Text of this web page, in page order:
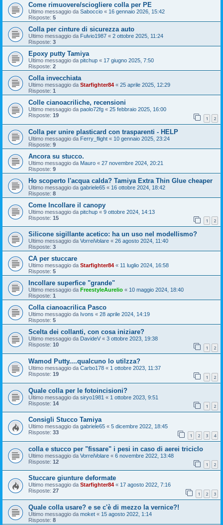
Come rimuovere/sciogliere colla per PE
Ultimo messaggio da Saboccio « 16 gennaio 2026, 15:42
Risposte: 5
Colla per cinture di sicurezza auto
Ultimo messaggio da Fulvio1987 « 2 ottobre 2025, 11:24
Risposte: 3
Epoxy putty Tamiya
Ultimo messaggio da pitchup « 17 giugno 2025, 7:50
Risposte: 2
Colla invecchiata
Ultimo messaggio da Starfighter84 « 25 aprile 2025, 12:29
Risposte: 1
Colle cianoacriliche, recensioni
Ultimo messaggio da paolo72fg « 25 febbraio 2025, 16:00
Risposte: 19 1 2
Colla per unire plasticard con trasparenti - HELP
Ultimo messaggio da Ferry_flight « 10 gennaio 2025, 23:24
Risposte: 9
Ancora su stucco.
Ultimo messaggio da Mauro « 27 novembre 2024, 20:21
Risposte: 9
Ho scoperto l'acqua calda? Tamiya Extra Thin Glue cheaper
Ultimo messaggio da gabriele65 « 16 ottobre 2024, 18:42
Risposte: 8
Come Incollare il canopy
Ultimo messaggio da pitchup « 9 ottobre 2024, 14:13
Risposte: 15 1 2
Silicone sigillante acetico: ha un uso nel modellismo?
Ultimo messaggio da VorreiVolare « 26 agosto 2024, 11:40
Risposte: 3
CA per stuccare
Ultimo messaggio da Starfighter84 « 11 luglio 2024, 16:58
Risposte: 5
Incollare superfice "grande"
Ultimo messaggio da FreestyleAurelio « 10 maggio 2024, 18:40
Risposte: 1
Colla cianoacrilica Pasco
Ultimo messaggio da Ivons « 28 aprile 2024, 14:19
Risposte: 5
Scelta dei collanti, con cosa iniziare?
Ultimo messaggio da DavideV « 3 ottobre 2023, 19:38
Risposte: 10 1 2
Wamod Putty....qualcuno lo utilzza?
Ultimo messaggio da Carbo178 « 1 ottobre 2023, 11:37
Risposte: 19 1 2
Quale colla per le fotoincisioni?
Ultimo messaggio da siryo1981 « 1 ottobre 2023, 9:51
Risposte: 14 1 2
Consigli Stucco Tamiya
Ultimo messaggio da gabriele65 « 5 dicembre 2022, 18:45
Risposte: 33 1 2 3 4
colla e stucco per "fissare" i pesi in caso di aerei triciclo
Ultimo messaggio da VorreiVolare « 6 novembre 2022, 13:48
Risposte: 12 1 2
Stuccare giunture deformate
Ultimo messaggio da Starfighter84 « 17 agosto 2022, 7:16
Risposte: 27 1 2 3
Quale colla usare? e se c'è di mezzo la vernice?!
Ultimo messaggio da moket « 15 agosto 2022, 1:14
Risposte: 8